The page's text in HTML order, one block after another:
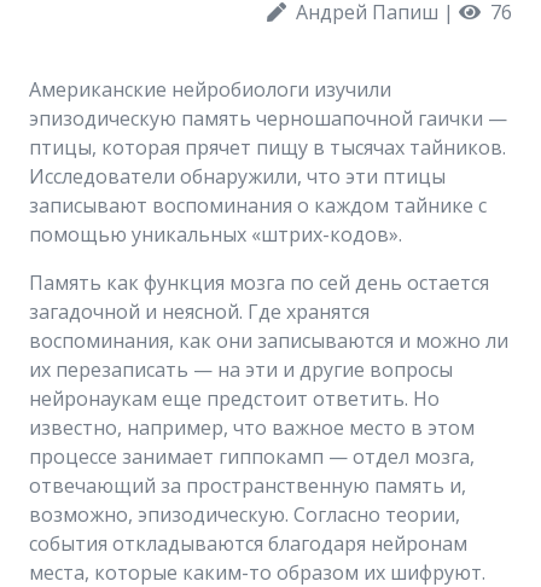
Андрей Папиш | 76
Американские нейробиологи изучили
эпизодическую память черношапочной гаички —
птицы, которая прячет пищу в тысячах тайников.
Исследователи обнаружили, что эти птицы
записывают воспоминания о каждом тайнике с
помощью уникальных «штрих-кодов».
Память как функция мозга по сей день остается
загадочной и неясной. Где хранятся
воспоминания, как они записываются и можно ли
их перезаписать — на эти и другие вопросы
нейронаукам еще предстоит ответить. Но
известно, например, что важное место в этом
процессе занимает гиппокамп — отдел мозга,
отвечающий за пространственную память и,
возможно, эпизодическую. Согласно теории,
события откладываются благодаря нейронам
места, которые каким-то образом их шифруют.